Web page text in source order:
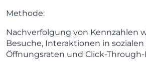
Methode:
Nachverfolgung von Kennzahlen
Besuche, Interaktionen in sozialen
Öffnungsraten und Click-Through-